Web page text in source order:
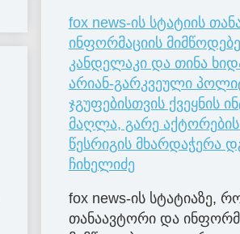
fox news-ის სტატიის
ინფორმაციის
კანდელაკი და თინა
არიან-გარკვეული
ჯგუფებისთვის ქვეყნის
მაღლა, გარე
წესრიგის მხარდაჭერა
ჩიხელიძე
fox news-ის სტატიაზე,
თანაავტორი და